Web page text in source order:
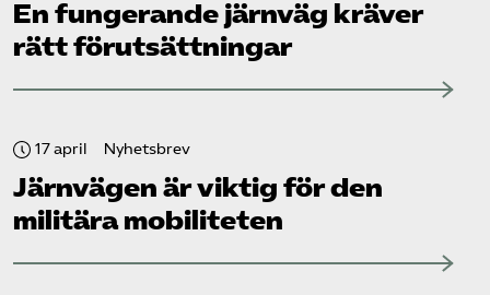
En fungerande järnväg kräver
rätt förutsättningar
17 april Nyhetsbrev
Järnvägen är viktig för den
militära mobiliteten